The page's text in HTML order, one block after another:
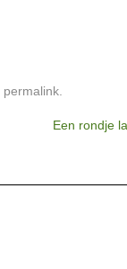
permalink
Een rondje